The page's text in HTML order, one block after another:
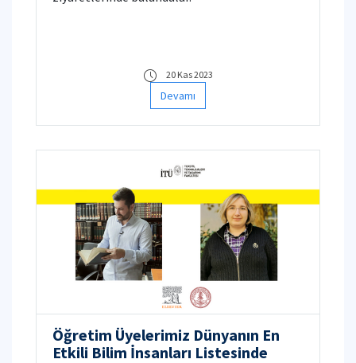
20 Kas 2023
Devamı
Öğretim Üyelerimiz Dünyanın En
Etkili Bilim İnsanları Listesinde